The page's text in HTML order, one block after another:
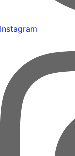
Instagram